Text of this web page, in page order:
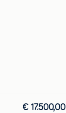
€ 17.500,00